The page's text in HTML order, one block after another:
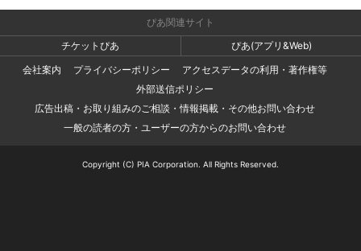
ぴあ関連サイト
チケットぴあ
ぴあ(アプリ&Web)
会社案内
プライバシーポリシー
アクセスデータの利用・著作権等
外部送信ポリシー
広告出稿・お取り組みのご相談・情報掲載・その他お問い合わせ
一般の読者の方・ユーザーの方からのお問い合わせ
Copyright (C) PIA Corporation. All Rights Reserved.